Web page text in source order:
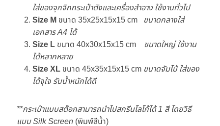
ใส่ของจุกจิกกระเป๋าตังและเครื่องสำอาง ใช้งานทั่วไป
Size M ขนาด 35x25x15x15 cm ขนาดกลางใส่
เอกสาร A4 ได้
Size L ขนาด 40x30x15x15 cm ขนาดใหญ่ ใช้งาน
ได้หลากหลาย
Size XL ขนาด 45x35x15x15 cm ขนาดจัมโบ้ ใส่ของ
ได้จุใจ รับน้ำหนักได้ดี
**กระเป๋าแบบสต๊อกสามารถนำไปสกรีนโลโก้ได้ 1 สี โดยวิธี
แบบ Silk Screen (พิมพ์สีน้ำ)